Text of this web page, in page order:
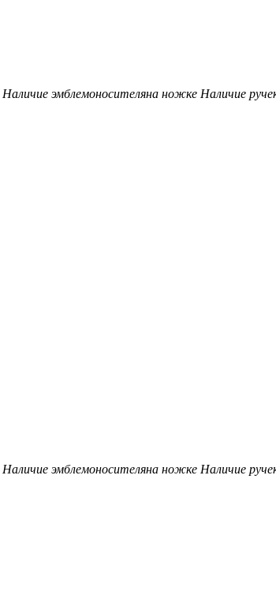
Наличие эмблемоносителяна ножке Наличие
Наличие эмблемоносителяна ножке Наличие